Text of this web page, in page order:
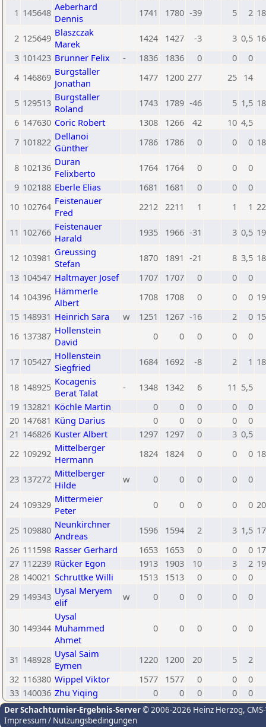
1 145648 Aeberhard
Dennis
1741 1780 -39 5 2
2 125649 Blaszczak
Marek
1424 1427 -3 3 0,5
3 101423 Brunner Felix - 1836 1836 0 0
0
4 146869 Burgstaller
Jonathan
1477 1200 277 25 14
5 129513 Burgstaller
Roland
1743 1789 -46 5 1,5
6 147630 Coric Robert 1308 1266 42 10 4,5
7 101822 Dellanoi
Günther
1786 1786 0 0 0
8 102136 Duran
Felixberto
1764 1764 0 0
0
9 102188 Eberle Elias 1681 1681 0 0
0
10 102764 Feistenauer
Fred
2212 2211 1 1 1
11 102766 Feistenauer
Harald
1935 1966 -31 3 0,5
12 103981 Greussing
Stefan
1870 1891 -21 8 3,5
13 104547 Haltmayer Josef 1707 1707 0 0
0
14 104396 Hämmerle
Albert
1708 1708 0 0 0
15 148931 Heinrich Sara w 1251 1267 -16 2 0
16 137387 Hollenstein
David
0 0 0 0 0
17 105427 Hollenstein
Siegfried
1684 1692 -8 2 1
18 148925 Kocagenis
Berat Talat
- 1348 1342 6 11 5,5
19 132821 Köchle Martin 0 0 0 0
0
20 147681 Küng Darius 0 0 0 0
0
21 146826 Kuster Albert 1297 1297 0 3 0,5
22 109292 Mittelberger
Hermann
1824 1824 0 0 0
23 137272 Mittelberger
Hilde
w 0 0 0 0 0
24 109329 Mittermeier
Peter
0 0 0 0 0
25 109880 Neunkirchner
Andreas
1596 1594 2 3 1,5
26 111598 Rasser Gerhard 1653 1653 0 0 0
27 112239 Rücker Egon 1913 1903 10 3 2
28 140021 Schruttke Willi 1513 1513 0 0
0
29 149343 Uysal Meryem
elif
w 0 0 0 0 0
30 149344
Uysal
Muhammed
Ahmet
0 0 0 0 0
31 148928 Uysal Saim
Eymen
1220 1200 20 5
2
32 116380 Wippel Viktor 1577 1577 0 0
0
33 140036 Zhu Yiqing 0 0 0 0 0
Der Schachturnier-Ergebnis-Server© 2006-2026 Heinz Herzog,
Impressum / Nutzungsbedingungen